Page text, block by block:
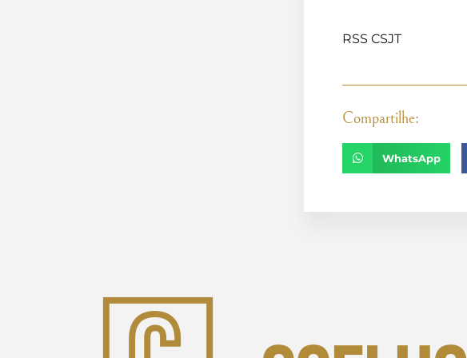
RSS CSJT
Compartilhe:
WhatsApp